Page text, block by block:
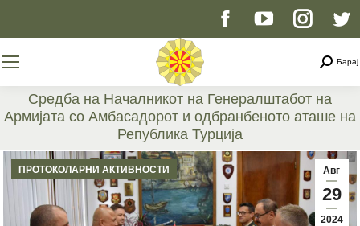
Facebook
opens
in
new
window
YouTube
opens
new
window
page
opens
new
window
Барај
Средба на Началникот на Генералштабот на
Армијата со Амбасадорот и одбранбеното аташе на
Република Турција
You are here:
Авг
29
2024
ПРОТОКОЛАРНИ АКТИВНОСТИ